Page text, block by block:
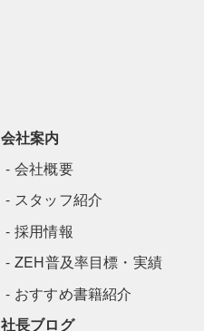
会社案内
会社概要
スタッフ紹介
採用情報
ZEH普及率目標・実績
おすすめ書籍紹介
社長ブログ